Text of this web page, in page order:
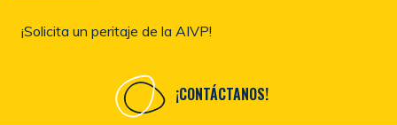
¡Solicita un peritaje de la AIVP!
¡CONTÁCTANOS!